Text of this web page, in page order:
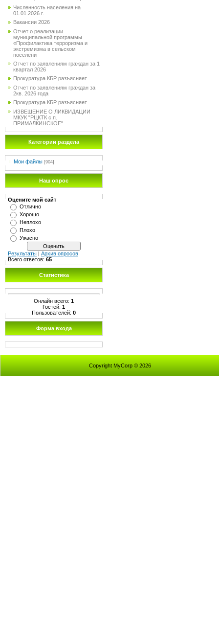
Численность населения на
01.01.2026 г.
Вакансии 2026
Отчет о реализации
муниципальной программы
«Профилактика терроризма и
экстремизма в сельском
поселени
Отчет по заявлениям граждан за 1
квартал 2026
Прокуратура КБР разъясняет...
Отчет по заявлениям граждан за
2кв. 2026 года
Прокуратура КБР разъясняет
ИЗВЕЩЕНИЕ О ЛИКВИДАЦИИ
МКУК "РЦКТК с.п.
ПРИМАЛКИНСКОЕ"
Категории раздела
Мои файлы [904]
Наш опрос
Оцените мой сайт
Отлично
Хорошо
Неплохо
Плохо
Ужасно
Результаты | Архив опросов
Всего ответов: 65
Статистика
Онлайн всего: 1
Гостей: 1
Пользователей: 0
Форма входа
Copyright MyCorp © 2026